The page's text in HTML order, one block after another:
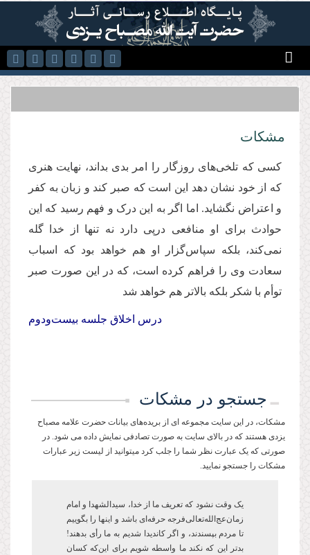
رفتن به محتوای اصلی
مشكات
کسی که تلخی‌های روزگار را امر بدی بداند، نهایت هنری
که از خود نشان دهد این است که صبر کند و زبان به کفر
و اعتراض نگشاید. اما اگر به این درک و فهم رسید که این
حوادث برای او منافعی درپی دارد نه تنها از خدا گله
نمی‌کند، بلکه سپاس‌گزار او هم خواهد بود که اسباب
سعادت وی را فراهم کرده است، که در این صورت صبر
توأم با شکر بلکه بالاتر هم خواهد شد
درس اخلاق جلسه‌ بیست‌ودوم
جستجو در مشکات
مشکات، در این سایت مجموعه ای از بریده‌های بیانات حضرت علامه مصباح
یزدی هستند که در بالای سایت به صورت تصادفی نمایش داده می شود. در
صورتی که یک عبارت نظر شما را جلب کرد میتوانید از لیست زیر عبارات
مشکات را جستجو نمایید.
یک وقت نشود که تعریف ما از خدا، سیدالشهدا و امام
زمان‌عج‌الله‌تعالی‌فرجه حرفه‌ای باشد و این­ها را بگوییم
تا مردم بپسندند، و اگر کاندیدا شدیم به ما رأی بدهند!
بدتر این که نکند ما واسطه شویم برای این‌که کسان